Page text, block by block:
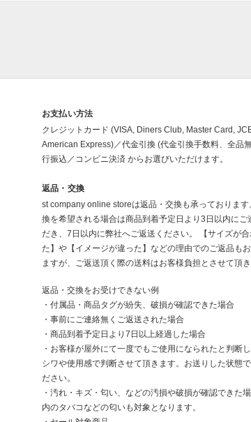
お支払い方法
クレジットカード (VISA, Diners Club, Master Card,
American Express)／代金引換 (代金引換手数料、全品
行振込／コンビニ決済 からお選びいただけます。
返品・交換
st company online storeは返品・交換も承っております
換を希望される場合は商品到着予定日より3日以内にご
だき、7日以内に弊社へご返送ください。 【サイズが
た】や【イメージが違った】などの理由でのご返品も
ますが、ご返送頂く際の送料はお客様負担とさせて頂き
返品・交換をお受けできない例
・付属品・商品タグが紛失、破損が確認できた場合
・事前にご連絡無くご返送された場合
・商品到着予定日より7日以上経過した場合
・お客様が屋外にて一度でもご使用になられたと判断
シワや使用感で判断させて頂きます。お送りした状態で
ださい。
・汚れ・キズ・匂い、などの汚損や破損が確認できた
内のタバコなどの匂いも対象となります。